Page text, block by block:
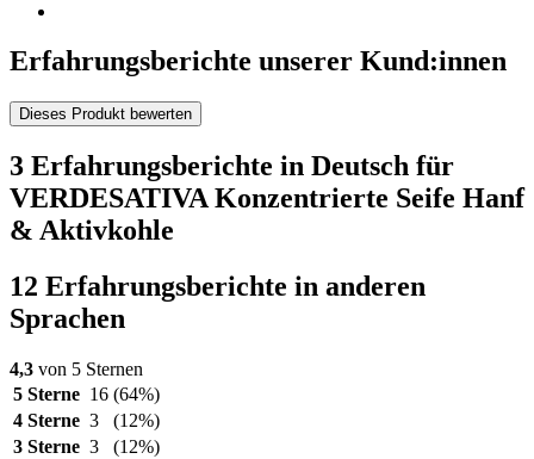
Erfahrungsberichte unserer Kund:innen
Dieses Produkt bewerten
3 Erfahrungsberichte in Deutsch für
VERDESATIVA Konzentrierte Seife Hanf
& Aktivkohle
12 Erfahrungsberichte in anderen
Sprachen
4,3 von 5 Sternen
5 Sterne 16 (64%)
4 Sterne 3
(12%)
3 Sterne 3
(12%)